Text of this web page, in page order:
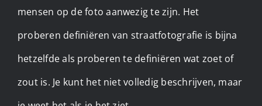
mensen op de foto aanwezig te zijn. Het
proberen definiëren van straatfotografie is bijna
hetzelfde als proberen te definiëren wat zoet of
zout is. Je kunt het niet volledig beschrijven, maar